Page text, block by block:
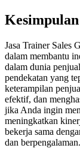
Kesimpulan
Jasa Trainer Sales
dalam membantu
dalam dunia
pendekatan yang
keterampilan
efektif, dan
jika Anda ingin
meningkatkan
bekerja sama
dan berpengalaman.